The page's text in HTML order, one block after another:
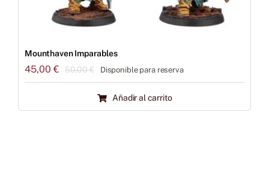
Mounthaven Imparables
50,00€El
original
era:
45,00€
El
actual
es:
Disponible para reserva
Añadir al carrito